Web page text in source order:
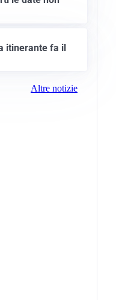
itinerante fa il
Altre notizie